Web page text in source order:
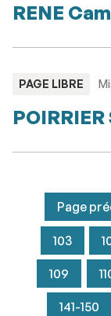
RENE
TYPE
PAGE LIBRE
Page
103
109
141-150